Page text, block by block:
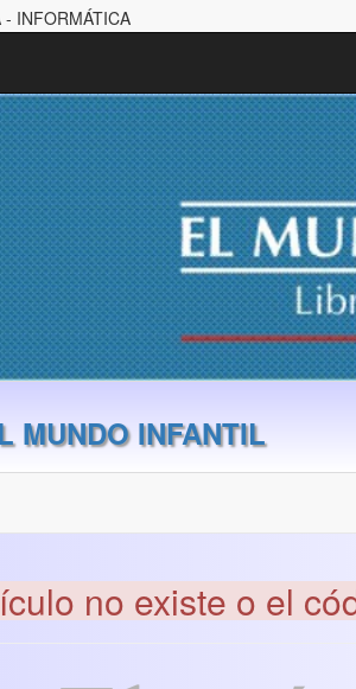
INFORMÁTICA
MUNDO INFANTIL
no existe o el